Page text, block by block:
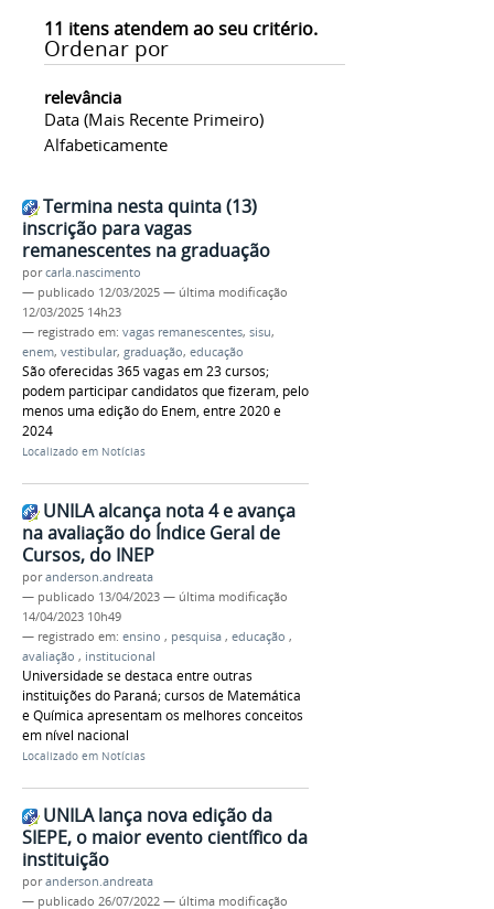
11 itens atendem ao seu critério.
Ordenar por
relevância
Data (mais Recente Primeiro)
Alfabeticamente
Termina nesta quinta (13)
inscrição para vagas
remanescentes na graduação
porcarla.nascimento
— publicado 12/03/2025 — última modificação
12/03/2025 14h23
— registrado em: vagas remanescentes, sisu,
enem, vestibular, graduação, educação
São oferecidas 365 vagas em 23 cursos;
podem participar candidatos que fizeram, pelo
menos uma edição do Enem, entre 2020 e
2024
Localizado em Notícias
UNILA alcança nota 4 e avança
na avaliação do Índice Geral de
Cursos, do INEP
poranderson.andreata
— publicado 13/04/2023 — última modificação
14/04/2023 10h49
— registrado em: ensino , pesquisa , educação ,
avaliação , institucional
Universidade se destaca entre outras
instituições do Paraná; cursos de Matemática
e Química apresentam os melhores conceitos
em nível nacional
Localizado em Notícias
UNILA lança nova edição da
SIEPE, o maior evento científico da
instituição
poranderson.andreata
— publicado 26/07/2022 — última modificação